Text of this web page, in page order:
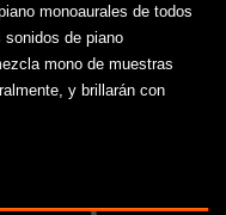
monoaurales de todos
de piano
mono de muestras
y brillarán con